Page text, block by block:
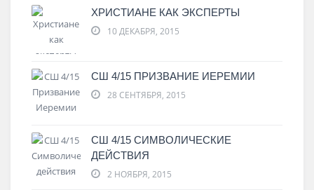
ХРИСТИАНЕ КАК ЭКСПЕРТЫ
10 ДЕКАБРЯ, 2015
СШ 4/15 ПРИЗВАНИЕ ИЕРЕМИИ
28 СЕНТЯБРЯ, 2015
СШ 4/15 СИМВОЛИЧЕСКИЕ
ДЕЙСТВИЯ
2 НОЯБРЯ, 2015